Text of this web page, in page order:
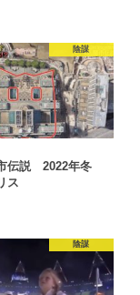
陰謀
伝説 2022年冬
ス
陰謀